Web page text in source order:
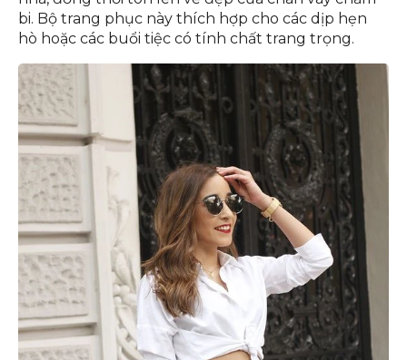
bi. Bộ trang phục này thích hợp cho các dịp hẹn
hò hoặc các buổi tiệc có tính chất trang trọng.